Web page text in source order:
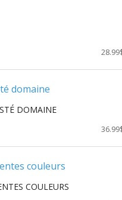
DOMAINE
COULEURS